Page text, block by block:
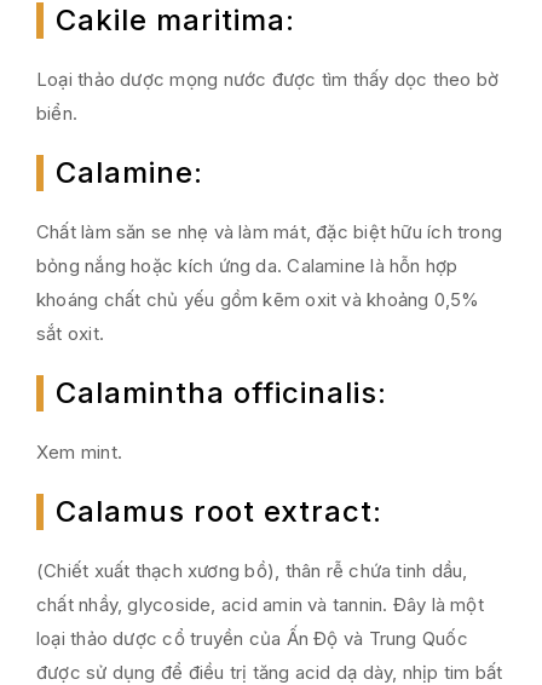
Cakile maritima:
Loại thảo dược mọng nước được tìm thấy dọc theo bờ
biển.
Calamine:
Chất làm săn se nhẹ và làm mát, đặc biệt hữu ích trong
bỏng nắng hoặc kích ứng da. Calamine là hỗn hợp
khoáng chất chủ yếu gồm kẽm oxit và khoảng 0,5%
sắt oxit.
Calamintha officinalis:
Xem mint.
Calamus root extract:
(Chiết xuất thạch xương bồ), thân rễ chứa tinh dầu,
chất nhầy, glycoside, acid amin và tannin. Đây là một
loại thảo dược cổ truyền của Ấn Độ và Trung Quốc
được sử dụng để điều trị tăng acid dạ dày, nhịp tim bất